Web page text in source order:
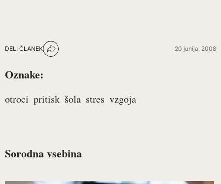
DELI ČLANEK 20 junija, 2008
Oznake:
otroci pritisk šola stres vzgoja
Sorodna vsebina